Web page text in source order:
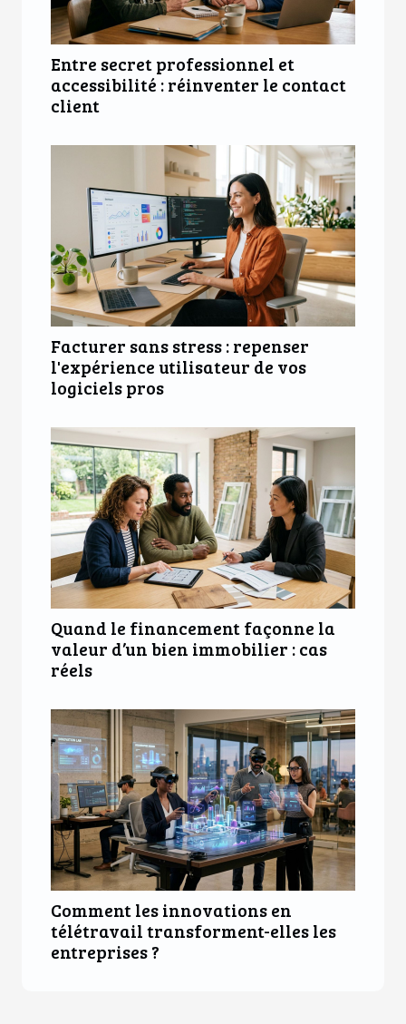
Entre secret professionnel et
accessibilité : réinventer le contact
client
Facturer sans stress : repenser
l'expérience utilisateur de vos
logiciels pros
Quand le financement façonne la
valeur d’un bien immobilier : cas
réels
Comment les innovations en
télétravail transforment-elles les
entreprises ?